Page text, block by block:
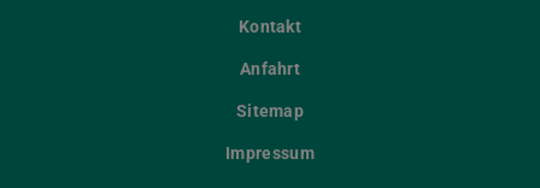
Kontakt
Anfahrt
Sitemap
Impressum